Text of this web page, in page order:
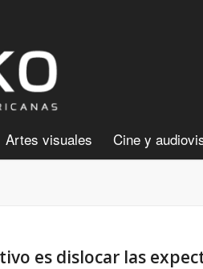
Artes visuales Cine y
es dislocar las